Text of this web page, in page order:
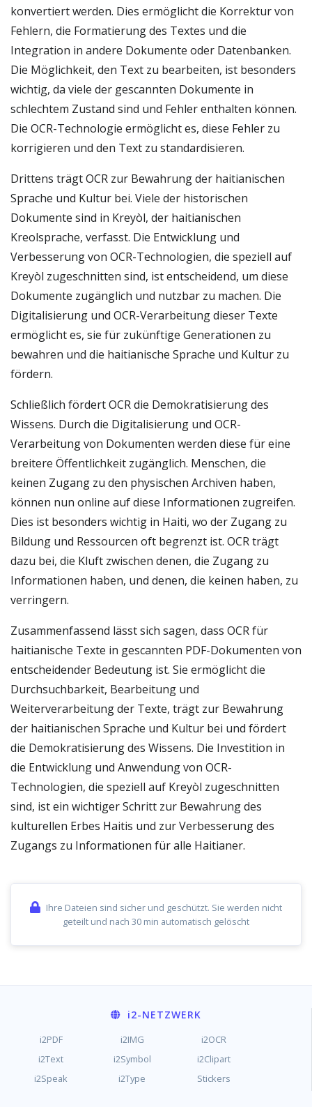
konvertiert werden. Dies ermöglicht die Korrektur von
Fehlern, die Formatierung des Textes und die
Integration in andere Dokumente oder Datenbanken.
Die Möglichkeit, den Text zu bearbeiten, ist besonders
wichtig, da viele der gescannten Dokumente in
schlechtem Zustand sind und Fehler enthalten können.
Die OCR-Technologie ermöglicht es, diese Fehler zu
korrigieren und den Text zu standardisieren.
Drittens trägt OCR zur Bewahrung der haitianischen
Sprache und Kultur bei. Viele der historischen
Dokumente sind in Kreyòl, der haitianischen
Kreolsprache, verfasst. Die Entwicklung und
Verbesserung von OCR-Technologien, die speziell auf
Kreyòl zugeschnitten sind, ist entscheidend, um diese
Dokumente zugänglich und nutzbar zu machen. Die
Digitalisierung und OCR-Verarbeitung dieser Texte
ermöglicht es, sie für zukünftige Generationen zu
bewahren und die haitianische Sprache und Kultur zu
fördern.
Schließlich fördert OCR die Demokratisierung des
Wissens. Durch die Digitalisierung und OCR-
Verarbeitung von Dokumenten werden diese für eine
breitere Öffentlichkeit zugänglich. Menschen, die
keinen Zugang zu den physischen Archiven haben,
können nun online auf diese Informationen zugreifen.
Dies ist besonders wichtig in Haiti, wo der Zugang zu
Bildung und Ressourcen oft begrenzt ist. OCR trägt
dazu bei, die Kluft zwischen denen, die Zugang zu
Informationen haben, und denen, die keinen haben, zu
verringern.
Zusammenfassend lässt sich sagen, dass OCR für
haitianische Texte in gescannten PDF-Dokumenten von
entscheidender Bedeutung ist. Sie ermöglicht die
Durchsuchbarkeit, Bearbeitung und
Weiterverarbeitung der Texte, trägt zur Bewahrung
der haitianischen Sprache und Kultur bei und fördert
die Demokratisierung des Wissens. Die Investition in
die Entwicklung und Anwendung von OCR-
Technologien, die speziell auf Kreyòl zugeschnitten
sind, ist ein wichtiger Schritt zur Bewahrung des
kulturellen Erbes Haitis und zur Verbesserung des
Zugangs zu Informationen für alle Haitianer.
Ihre Dateien sind sicher und geschützt. Sie werden nicht
geteilt und nach 30 min automatisch gelöscht
i2-NETZWERK
i2PDF i2IMG
i2OCR
i2Text
i2Symbol
i2Clipart
i2Speak
i2Type Stickers